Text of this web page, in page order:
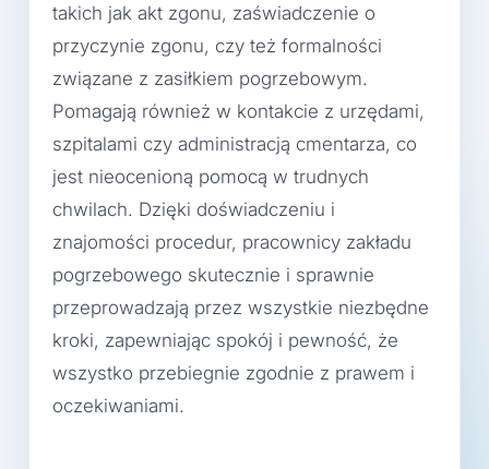
takich jak akt zgonu, zaświadczenie o
przyczynie zgonu, czy też formalności
związane z zasiłkiem pogrzebowym.
Pomagają również w kontakcie z urzędami,
szpitalami czy administracją cmentarza, co
jest nieocenioną pomocą w trudnych
chwilach. Dzięki doświadczeniu i
znajomości procedur, pracownicy zakładu
pogrzebowego skutecznie i sprawnie
przeprowadzają przez wszystkie niezbędne
kroki, zapewniając spokój i pewność, że
wszystko przebiegnie zgodnie z prawem i
oczekiwaniami.